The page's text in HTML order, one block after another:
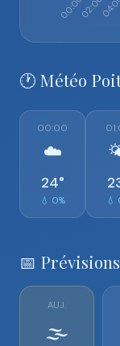
🕐 Météo
00:00
☁️
24°
💧 0% 💧
📅
AUJ.
🌫️